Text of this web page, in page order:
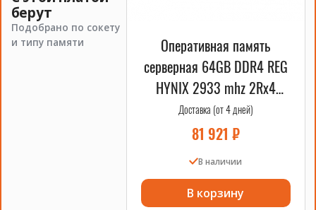
берут
Подобрано по сокету
и типу памяти
Оперативная память
серверная 64GB DDR4 REG
HYNIX 2933 mhz 2Rx4
RDIMM
Доставка (от 4 дней)
81 921 ₽
В наличии
В корзину